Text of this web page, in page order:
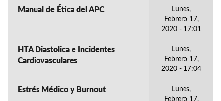
Manual de Ética del APC
Lunes,
Febrero 17,
2020 - 17:01
HTA Diastolica e Incidentes
Cardiovasculares
Lunes,
Febrero 17,
2020 - 17:04
Estrés Médico y Burnout
Lunes,
Febrero 17,